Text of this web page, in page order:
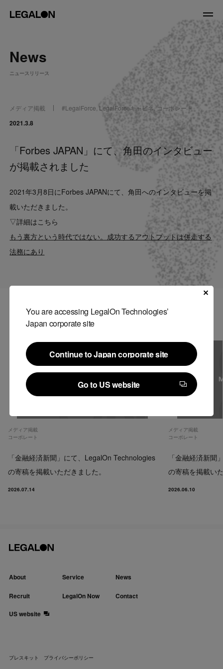
About
役員紹介
Service
News
LegalOn Now
Contact
You are accessing LegalOn Technologies’
Japan corporate site
Continue to Japan corporate site
Continue to Japan corporate site
Go to US website
Go to US website
News
ニュースリリース
メディア掲載 #LegalForce LegalForceキャビネ ,コーポレート
2021.3.8
「Forbes JAPAN」にて、角田のインタビュー
が掲載されました
2021年3月8日にForbes JAPANにて、角田へのインタビューを掲
載いただきました。
▽詳細はこちら
もう裏方という時代ではない。成功するアウトプットは併走する
法務にあり
関連記事
メディア掲載
コーポレート
「金融経済新聞」にて、LegalOn Technologies
の寄稿を掲載いただきました。
2026.07.14
メディア掲載
コーポレート
「金融経済新聞
の寄稿を掲載い
2026.06.10
About Service News
Recruit LegalOn Now
Contact
US website
プレスキット プライバシーポリシー